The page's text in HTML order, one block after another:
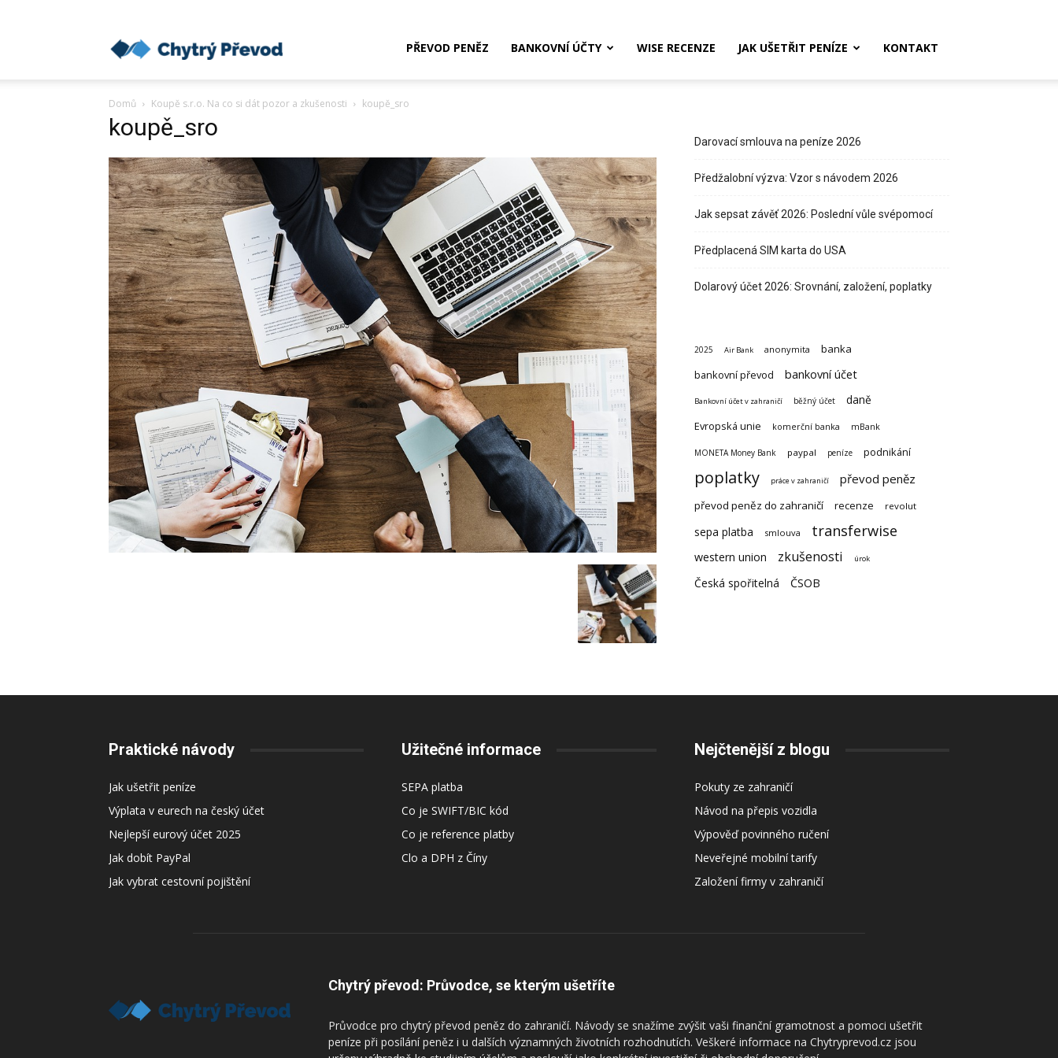
převod
peněz
do
zahraničí
PŘEVOD PENĚZ BANKOVNÍ ÚČTY WISE RECENZE JAK UŠETŘIT PENÍZE KONTAKT
Domů Koupě s.r.o. Na co si dát pozor a zkušenosti koupě_sro
koupě_sro
Darovací smlouva na peníze 2026
Předžalobní výzva: Vzor s návodem 2026
Jak sepsat závěť 2026: Poslední vůle svépomocí
Předplacená SIM karta do USA
Dolarový účet 2026: Srovnání, založení, poplatky
2025 Air Bank anonymita
banka
bankovní převod
bankovní účet
Bankovní účet v zahraničí běžný účet daně
Evropská unie komerční banka mBank
MONETA Money Bank paypal peníze podnikání
poplatky práce v zahraničí převod peněz
převod peněz do zahraničí recenze revolut
sepa platba smlouva transferwise
western union zkušenosti úrok
Česká spořitelná ČSOB
Praktické návody
Jak ušetřit peníze
Výplata v eurech na český účet
Nejlepší eurový účet 2025
Jak dobít PayPal
Jak vybrat cestovní pojištění
Užitečné informace
SEPA platba
Co je SWIFT/BIC kód
Co je reference platby
Clo a DPH z Číny
Nejčtenější z blogu
Pokuty ze zahraničí
Návod na přepis vozidla
Výpověď povinného ručení
Neveřejné mobilní tarify
Založení firmy v zahraničí
Chytrý převod: Průvodce, se kterým ušetříte
Průvodce pro chytrý převod peněz do zahraničí. Návody se snažíme zvýšit vaši finanční gramotnost a pomoci ušetřit
peníze při posílání peněz i u dalších významných životních rozhodnutích. Veškeré informace na Chytryprevod.cz jsou